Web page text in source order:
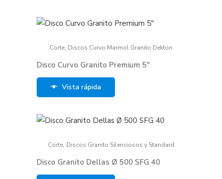
Corte, Discos Curvo Marmol Granito Dekton
Disco Curvo Granito Premium 5″
Vista rápida
Corte, Discos Granito Silenciosos y Standard
Disco Granito Dellas Ø 500 SFG 40